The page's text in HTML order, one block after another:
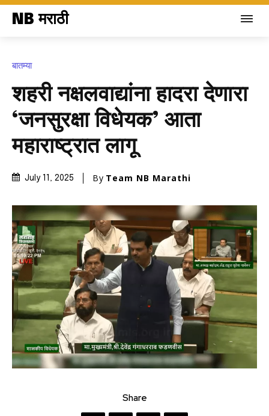
NB मराठी
बातम्या
शहरी नक्षलवाद्यांना हादरा देणारा
‘जनसुरक्षा विधेयक’ आता
महाराष्ट्रात लागू
July 11, 2025 By Team NB Marathi
Share